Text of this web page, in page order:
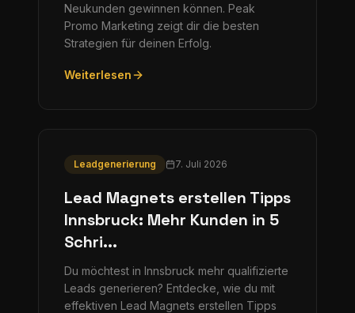
Neukunden gewinnen können. Peak
Promo Marketing zeigt dir die besten
Strategien für deinen Erfolg.
Weiterlesen
Leadgenerierung 7. Juli 2026
Lead Magnets erstellen Tipps
Innsbruck: Mehr Kunden in 5
Schri...
Du möchtest in Innsbruck mehr qualifizierte
Leads generieren? Entdecke, wie du mit
effektiven Lead Magnets erstellen Tipps